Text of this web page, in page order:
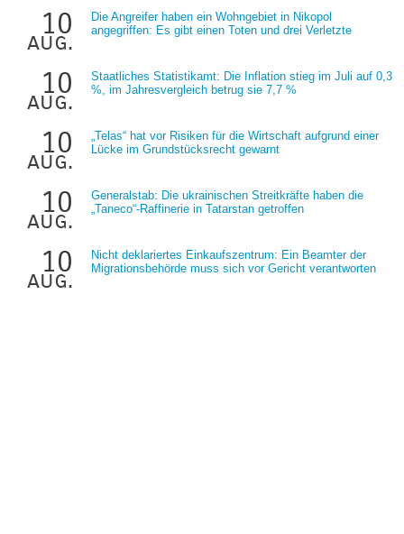
10
aug.
Die Angreifer haben ein Wohngebiet in Nikopol
angegriffen: Es gibt einen Toten und drei Verletzte
10
aug.
Staatliches Statistikamt: Die Inflation stieg im Juli auf 0,3
%, im Jahresvergleich betrug sie 7,7 %
10
aug.
„Telas“ hat vor Risiken für die Wirtschaft aufgrund einer
Lücke im Grundstücksrecht gewarnt
10
aug.
Generalstab: Die ukrainischen Streitkräfte haben die
„Taneco“-Raffinerie in Tatarstan getroffen
10
aug.
Nicht deklariertes Einkaufszentrum: Ein Beamter der
Migrationsbehörde muss sich vor Gericht verantworten